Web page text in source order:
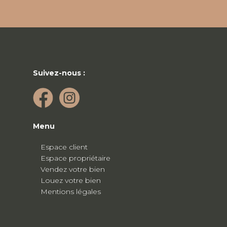
Suivez-nous :
Menu
Espace client
Espace propriétaire
Vendez votre bien
Louez votre bien
Mentions légales